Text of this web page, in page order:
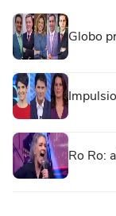
Globo
Ro Ro: